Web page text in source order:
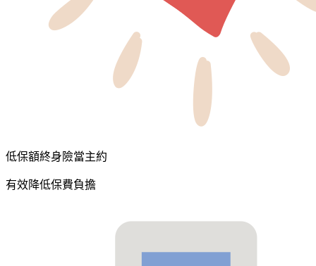
低保額終身險當主約
有效降低保費負擔